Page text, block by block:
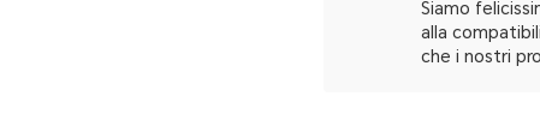
Siamo
alla
che i nostri